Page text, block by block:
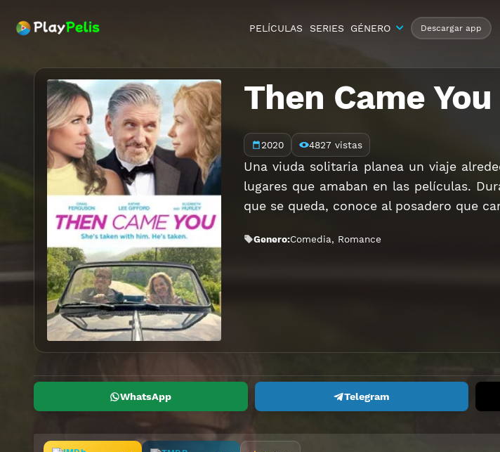
PELÍCULAS SERIES GÉNERO Descargar app
Then Came You
2020 4827 vistas
Una viuda solitaria planea un viaje
lugares que amaban en las películas.
que se queda, conoce al posadero que
Genero:Comedia, Romance
WhatsApp Telegram